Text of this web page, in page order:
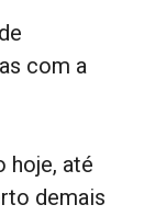
com a
hoje, até
demais